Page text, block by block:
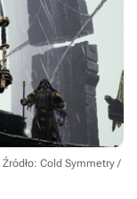
Źródło: Cold Symmetry /